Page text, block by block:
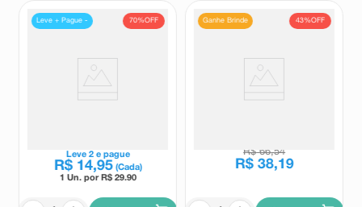
70%OFF
Leve + Pague -
Leve 2e pague
R$ 14,95 (Cada)
1 Un. por R$ 29.90
Ganhe Brinde 43%OFF
R$ 66,54
R$ 38,19